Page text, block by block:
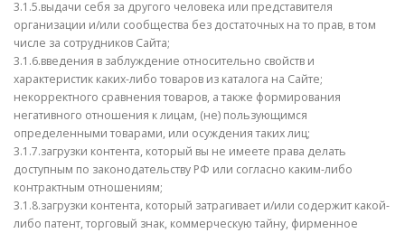
3.1.5.выдачи себя за другого человека или представителя
организации и/или сообщества без достаточных на то прав, в том
числе за сотрудников Сайта;
3.1.6.введения в заблуждение относительно свойств и
характеристик каких-либо товаров из каталога на Сайте;
некорректного сравнения товаров, а также формирования
негативного отношения к лицам, (не) пользующимся
определенными товарами, или осуждения таких лиц;
3.1.7.загрузки контента, который вы не имеете права делать
доступным по законодательству РФ или согласно каким-либо
контрактным отношениям;
3.1.8.загрузки контента, который затрагивает и/или содержит какой-
либо патент, торговый знак, коммерческую тайну, фирменное